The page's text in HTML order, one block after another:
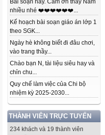
Bài soạn hay. Cảm ơn thầy Nam
nhiều nhé ❤️❤️❤️❤️❤️❤️...
Kế hoạch bài soạn giáo án lớp 1
theo SGK...
Ngày hè không biết đi đâu chơi,
vào trang thầy...
Chào bạn N, tài liệu siêu hay và
chỉn chu...
Quy chế làm việc của Chi bộ
nhiệm kỳ 2025-2030...
THÀNH VIÊN TRỰC TUYẾN
234 khách và 19 thành viên